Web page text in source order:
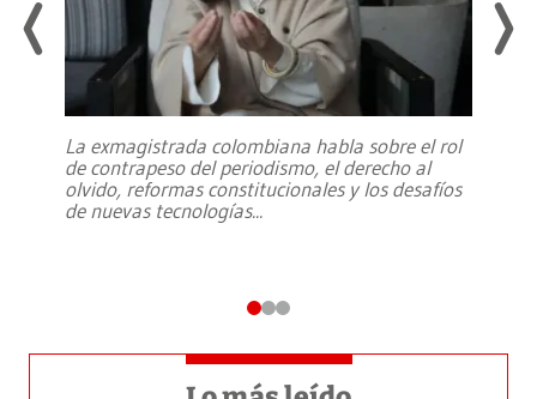
La exmagistrada colombiana habla sobre el rol
de contrapeso del periodismo, el derecho al
olvido, reformas constitucionales y los desafíos
de nuevas tecnologías...